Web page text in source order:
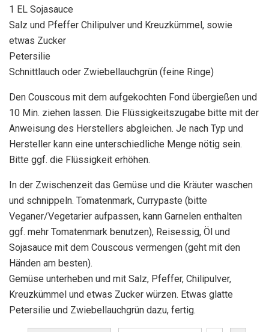
1 EL Sojasauce
Salz und Pfeffer Chilipulver und Kreuzkümmel, sowie
etwas Zucker
Petersilie
Schnittlauch oder Zwiebellauchgrün (feine Ringe)
Den Couscous mit dem aufgekochten Fond übergießen und
10 Min. ziehen lassen. Die Flüssigkeitszugabe bitte mit der
Anweisung des Herstellers abgleichen. Je nach Typ und
Hersteller kann eine unterschiedliche Menge nötig sein.
Bitte ggf. die Flüssigkeit erhöhen.
In der Zwischenzeit das Gemüse und die Kräuter waschen
und schnippeln. Tomatenmark, Currypaste (bitte
Veganer/Vegetarier aufpassen, kann Garnelen enthalten
ggf. mehr Tomatenmark benutzen), Reisessig, Öl und
Sojasauce mit dem Couscous vermengen (geht mit den
Händen am besten).
Gemüse unterheben und mit Salz, Pfeffer, Chilipulver,
Kreuzkümmel und etwas Zucker würzen. Etwas glatte
Petersilie und Zwiebellauchgrün dazu, fertig.